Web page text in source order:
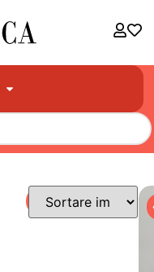
Filtre